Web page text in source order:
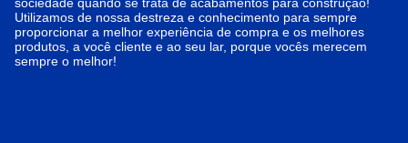
sociedade quando se trata de acabamentos para construção!
Utilizamos de nossa destreza e conhecimento para sempre
proporcionar a melhor experiência de compra e os melhores
produtos, a você cliente e ao seu lar, porque vocês merecem
sempre o melhor!